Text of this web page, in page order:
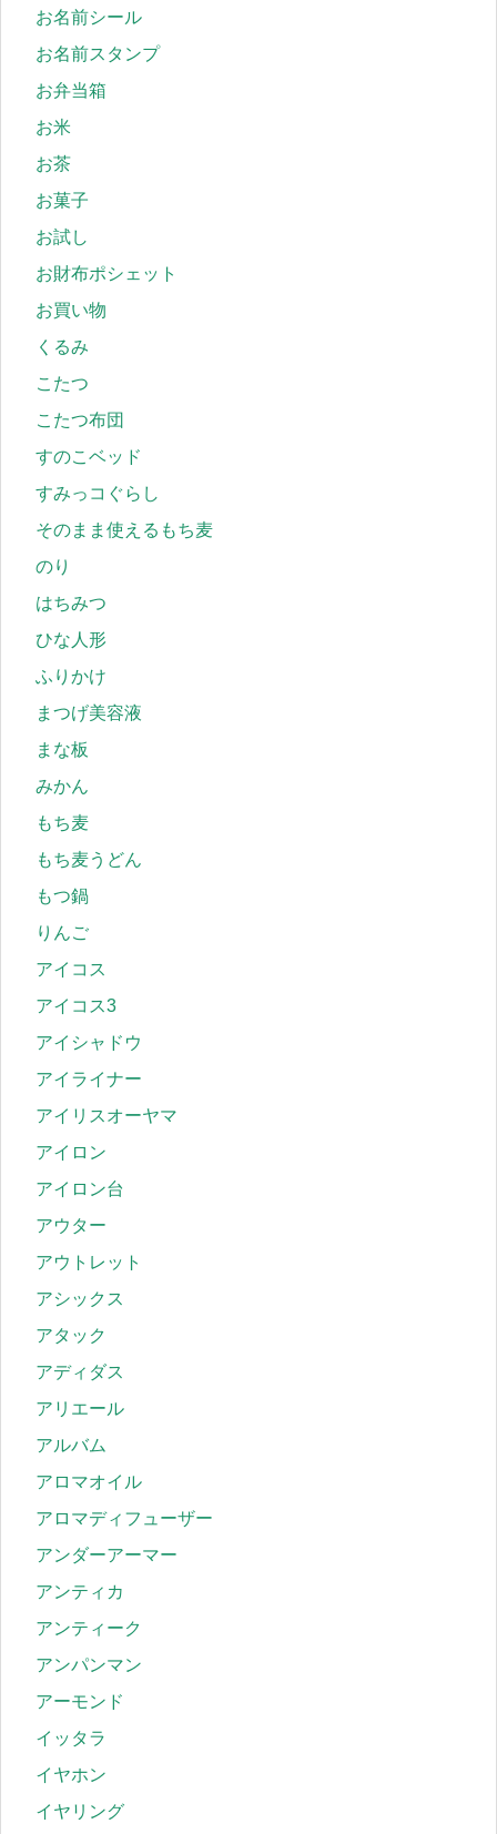
お名前シール
お名前スタンプ
お弁当箱
お米
お茶
お菓子
お試し
お財布ポシェット
お買い物
くるみ
こたつ
こたつ布団
すのこベッド
すみっコぐらし
そのまま使えるもち麦
のり
はちみつ
ひな人形
ふりかけ
まつげ美容液
まな板
みかん
もち麦
もち麦うどん
もつ鍋
りんご
アイコス
アイコス3
アイシャドウ
アイライナー
アイリスオーヤマ
アイロン
アイロン台
アウター
アウトレット
アシックス
アタック
アディダス
アリエール
アルバム
アロマオイル
アロマディフューザー
アンダーアーマー
アンティカ
アンティーク
アンパンマン
アーモンド
イッタラ
イヤホン
イヤリング